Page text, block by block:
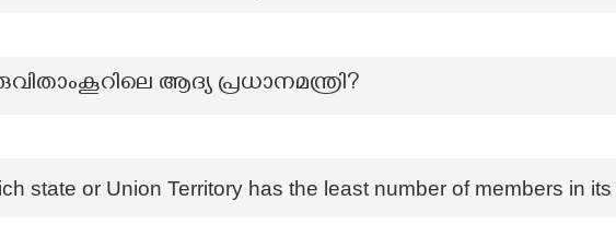
ആദ്യ പ്രധാനമന്ത്രി?
state or Union Territory has the least number of members in